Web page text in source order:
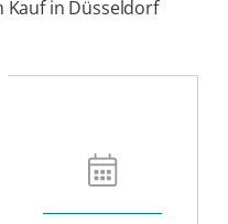
Kauf in Düsseldorf